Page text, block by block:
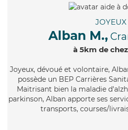
JOYEUX
Alban M.,
à 5km de
Joyeux, dévoué et volontaire,
possède un BEP Carrières
Maitrisant bien la maladie
parkinson, Alban apporte ses
transports, courses/